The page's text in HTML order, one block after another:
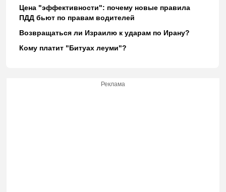
Цена "эффективности": почему новые правила
ПДД бьют по правам водителей
Возвращаться ли Израилю к ударам по Ирану?
Кому платит "Битуах леуми"?
Реклама